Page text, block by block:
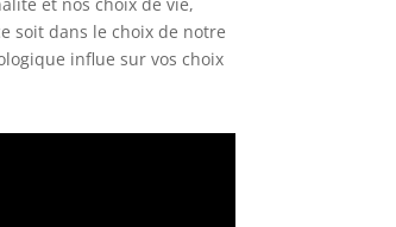
soit dans le choix de notre
influe sur vos choix